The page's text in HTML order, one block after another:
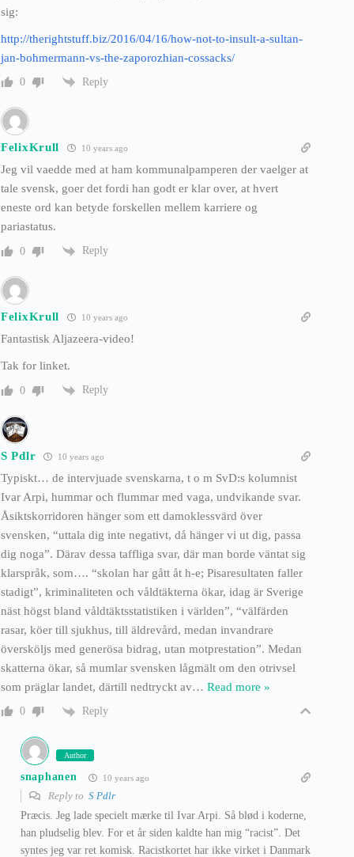
sig:
http://therightstuff.biz/2016/04/16/how-not-to-insult-a-sultan-
jan-bohmermann-vs-the-zaporozhian-cossacks/
0 Reply
FelixKrull 10 years ago
Jeg vil vaedde med at ham kommunalpamperen der vaelger at
tale svensk, goer det fordi han godt er klar over, at hvert
eneste ord kan betyde forskellen mellem karriere og
pariastatus.
0 Reply
FelixKrull 10 years ago
Fantastisk Aljazeera-video!
Tak for linket.
0 Reply
S Pdlr 10 years ago
Typiskt… de intervjuade svenskarna, t o m SvD:s kolumnist
Ivar Arpi, hummar och flummar med vaga, undvikande svar.
Åsiktskorridoren hänger som ett damoklessvärd över
svensken, “uttala dig inte negativt, då hänger vi ut dig, passa
dig noga”. Därav dessa taffliga svar, där man borde väntat sig
klarspråk, som…. “skolan har gått åt h-e; Pisaresultaten faller
stadigt”, kriminaliteten och våldtäkterna ökar, idag är Sverige
näst högst bland våldtäktsstatistiken i världen”, “välfärden
rasar, köer till sjukhus, till äldrevård, medan invandrare
översköljs med generösa bidrag, utan motprestation”. Medan
skatterna ökar, så mumlar svensken lågmält om den otrivsel
som präglar landet, därtill nedtryckt av… Read more »
0 Reply
Author
snaphanen 10 years ago
Reply to S Pdlr
Præcis. Jeg lade specielt mærke til Ivar Arpi. Så blød i koderne,
han pludselig blev. For et år siden kaldte han mig “racist”. Det
syntes jeg var ret komisk. Racistkortet har ikke virket i Danmark